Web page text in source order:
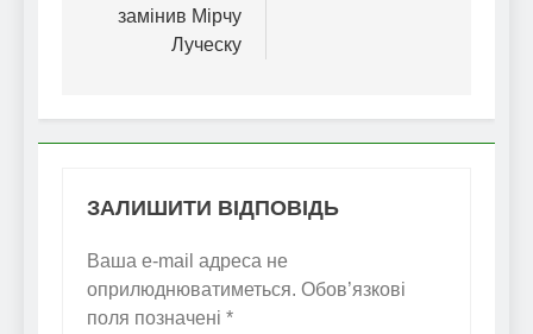
замінив Мірчу
Луческу
ЗАЛИШИТИ ВІДПОВІДЬ
Ваша e-mail адреса не
оприлюднюватиметься. Обов’язкові
поля позначені *